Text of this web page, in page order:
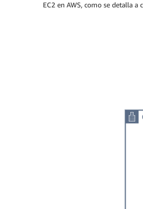
EC2 en AWS, como se detalla a